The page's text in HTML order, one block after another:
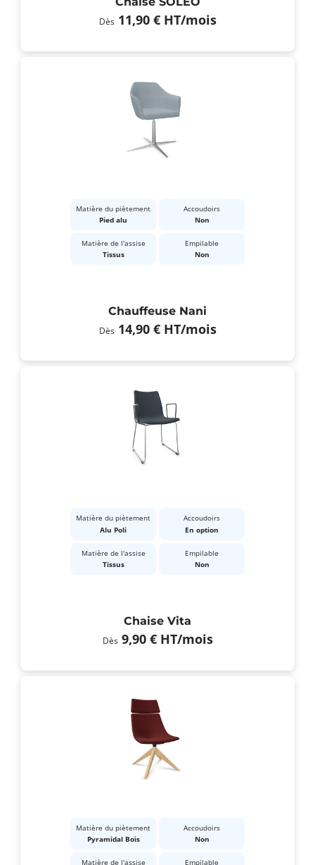
Dès 11,90 € HT/mois
Matière du piètement
Pied alu
Accoudoirs
Non
Matière de l'assise
Tissus
Empilable
Non
Chauffeuse Nani
Dès 14,90 € HT/mois
Matière du piètement
Alu Poli
Accoudoirs
En option
Matière de l'assise
Tissus
Empilable
Non
Chaise Vita
Dès 9,90 € HT/mois
Matière du piètement
Pyramidal Bois
Accoudoirs
Non
Matière de l'assise
Empilable